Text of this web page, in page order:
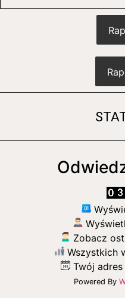
Zobacz
Wszystkich
Twój adres
Powered By